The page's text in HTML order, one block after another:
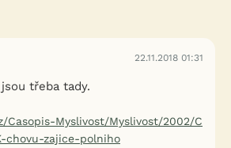
22.11.2018 01:31
třeba tady.
Casopis-Myslivost/Myslivost/2002/C
chovu-zajice-polniho